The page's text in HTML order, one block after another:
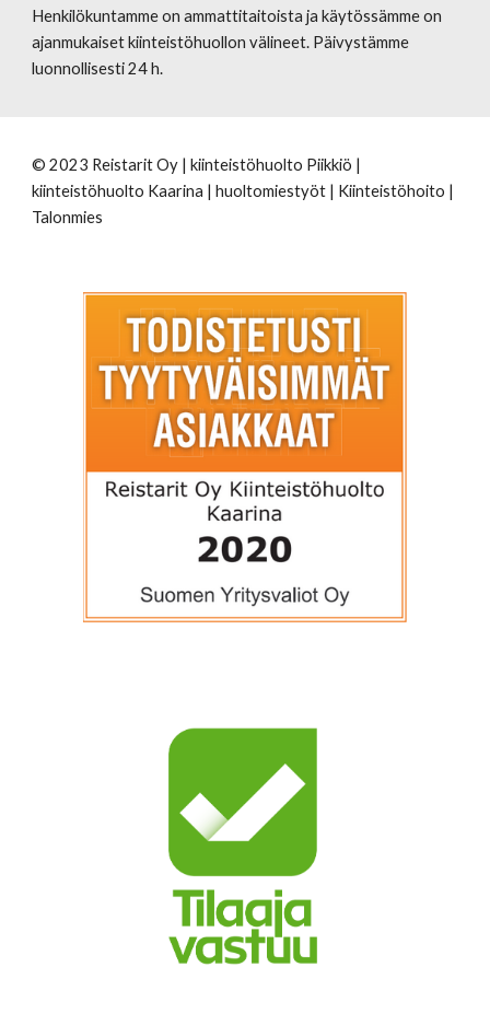
Henkilökuntamme on ammattitaitoista ja käytössämme on
ajanmukaiset kiinteistöhuollon välineet. Päivystämme
luonnollisesti 24 h.
© 2023 Reistarit Oy | kiinteistöhuolto Piikkiö |
kiinteistöhuolto Kaarina | huoltomiestyöt | Kiinteistöhoito |
Talonmies